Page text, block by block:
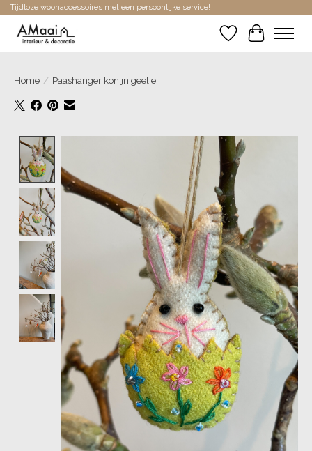
Tijdloze woonaccessoires met een persoonlijke service!
Verlanglijst
Home / Paashanger konijn geel ei
Product image slideshow Items